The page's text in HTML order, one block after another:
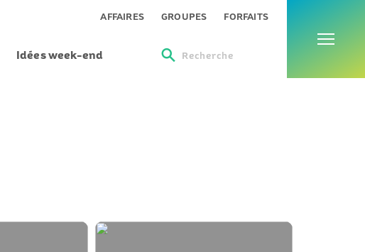
Menu
Idées week-end
AFFAIRES GROUPES FORFAITS
Recherche